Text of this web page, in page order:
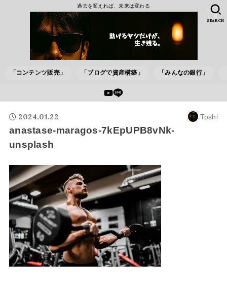
過去を変えれば、未来は変わる
「コンテンツ販売」 「ブログで資産構築」 「みんなの銀行」
SEARCH
2024.01.22 Toshi
anastase-maragos-7kEpUPB8vNk-
unsplash